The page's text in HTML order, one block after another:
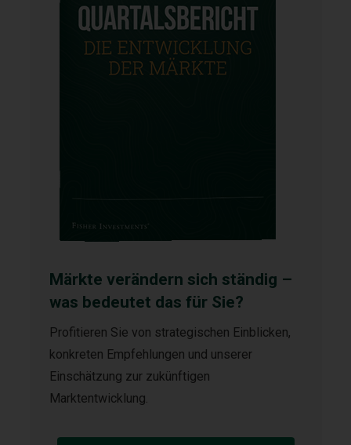
Märkte verändern sich ständig –
was bedeutet das für Sie?
Profitieren Sie von strategischen Einblicken,
konkreten Empfehlungen und unserer
Einschätzung zur zukünftigen
Marktentwicklung.